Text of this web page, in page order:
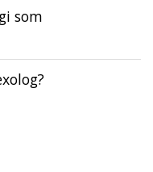
som